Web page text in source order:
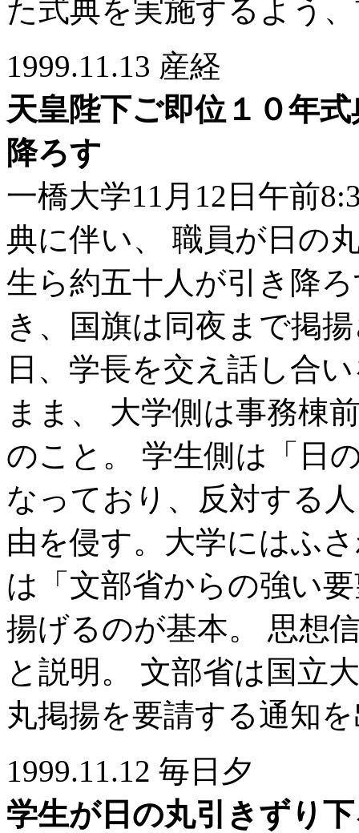
た式典を実施するよう
1999.11.13 産経
天皇陛下ご即位１０年
降ろす
一橋大学11月12日午前
典に伴い、 職員が日の
生ら約五十人が引き降
き、国旗は同夜まで掲
日、学長を交え話し合
まま、 大学側は事務棟
のこと。 学生側は「日
なっており、反対する
由を侵す。大学にはふ
は「文部省からの強い
揚げるのが基本。 思想
と説明。 文部省は国立
丸掲揚を要請する通知
1999.11.12 毎日夕
学生が日の丸引きずり